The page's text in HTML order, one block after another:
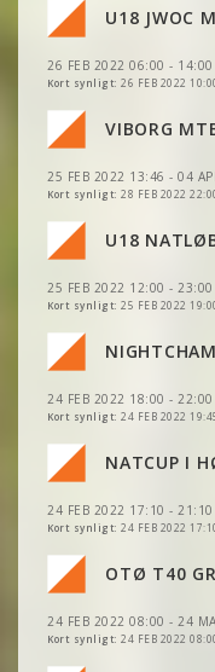
U18 JWOC
26 FEB 2022 06:00 - 14:00
Kort synligt: 26 FEB 2022
VIS
VIS
VIBORG
25 FEB 2022 13:46 - 04
Kort synligt: 28 FEB 2022
VIS
VIS
VIS
U18
25 FEB 2022 12:00 - 23:00
Kort synligt: 25 FEB 2022
VIS
VIS
24 FEB 2022 18:00 - 22:00
Kort synligt: 24 FEB 2022
VIS
VIS
VIS
VIS
VIS
NATCUP I
24 FEB 2022 17:10 - 21:10
Kort synligt: 24 FEB 2022
VIS
VIS
VIS
OTØ T40
24 FEB 2022 08:00 - 24
Kort synligt: 24 FEB 2022
VIS
VIS
VIS
VIS
VIS
VIS